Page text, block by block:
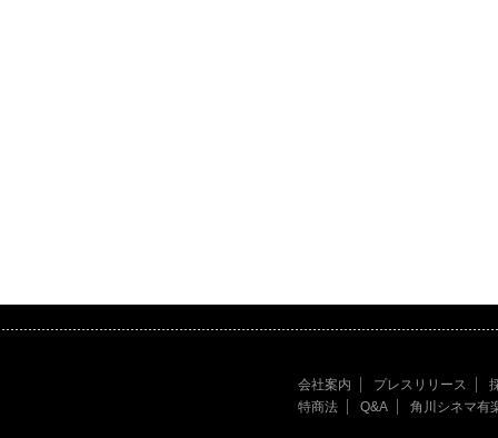
会社案内 プレスリリース
特商法
Q&A 角川シネマ有